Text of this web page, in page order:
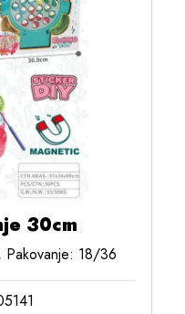
30cm
Pakovanje: 18/36